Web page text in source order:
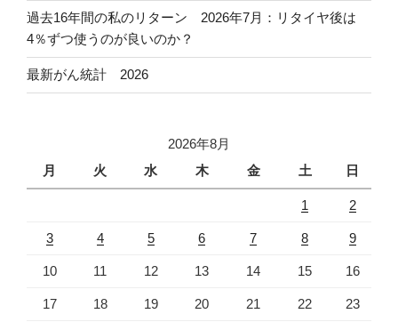
過去16年間の私のリターン 2026年7月：リタイヤ後は
4％ずつ使うのが良いのか？
最新がん統計 2026
2026年8月
月
火 水 木 金 土 日
1 2
3 4 5 6 7 8 9
10 11 12 13 14 15 16
17 18 19 20 21 22 23